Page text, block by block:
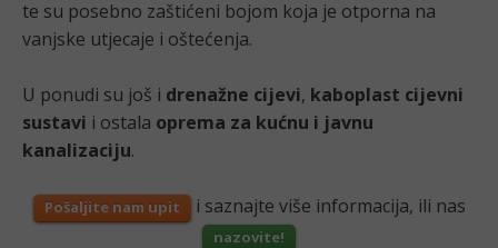
te su posebno zaštićeni bojom koja je otporna na
vanjske utjecaje i oštećenja.
U ponudi su još i drenažne cijevi, kaboplast cijevni
sustavi i ostala oprema za kućnu i javnu
kanalizaciju.
Pošaljite nam upit i saznajte više informacija, ili nas
nazovite!